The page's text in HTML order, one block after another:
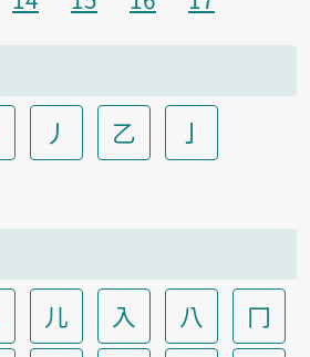
丿 乙 亅
儿 入 八
冂